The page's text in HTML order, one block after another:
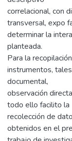
correlacional, con
transversal, expo
determinar la
planteada.
Para la
instrumentos,
documental,
observación
todo ello facilito la
recolección de
obtenidos en el